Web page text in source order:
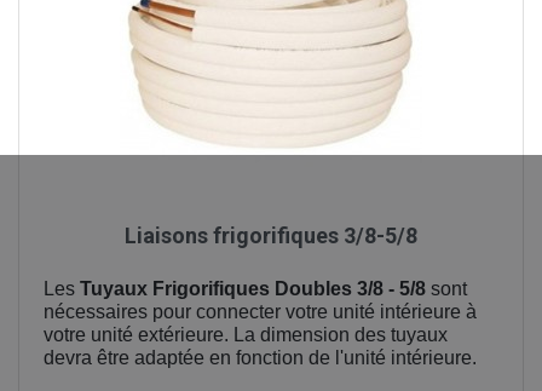
Liaisons frigorifiques 3/8-5/8
Les Tuyaux Frigorifiques Doubles 3/8 - 5/8 sont
nécessaires pour connecter votre unité intérieure à
votre unité extérieure. La dimension des tuyaux
devra être adaptée en fonction de l'unité intérieure.